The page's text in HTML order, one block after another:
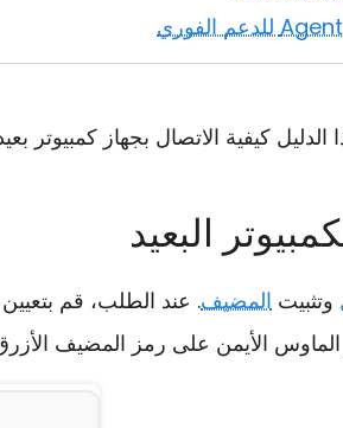
كيفية الاتصال بجهاز كمبيوتر
البعيد
وتثبيت المضيف. عند الطلب، قم
الماوس الأيمن على رمز المضيف